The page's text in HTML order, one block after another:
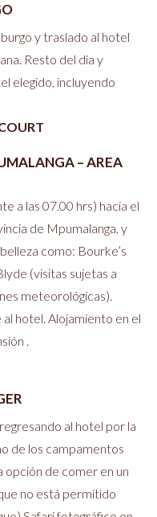
y traslado al hotel
Resto del día y
elegido, incluyendo
– AREA
a las 07.00 hrs) hacia el
de Mpumalanga, y
como: Bourke’s
(visitas sujetas a
meteorológicas).
hotel. Alojamiento en el
.
al hotel por la
de los campamentos
de comer en un
no está permitido